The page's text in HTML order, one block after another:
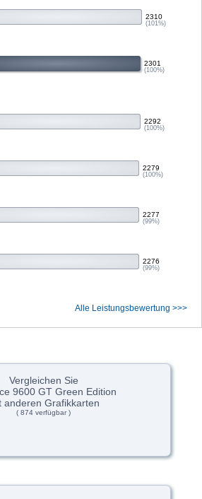
2310
(101%)
2301
(100%)
2292
(100%)
2279
(100%)
2277
(99%)
2276
(99%)
Alle Leistungsbewertung >>>
Vergleichen Sie
9600 GT Green Edition
anderen Grafikkarten
( 874 verfügbar )